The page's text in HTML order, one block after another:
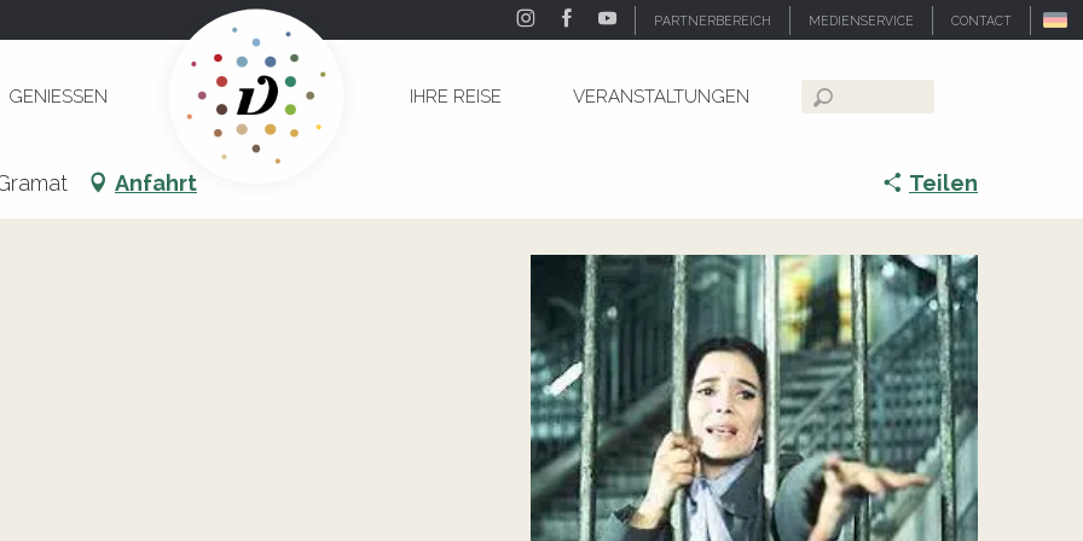
PARTNERBEREICH MEDIENSERVICE CONTACT
GENIESSEN IHRE REISE VERANSTALTUNGEN
Suche
de Michel Drach
Anfahrt Teilen